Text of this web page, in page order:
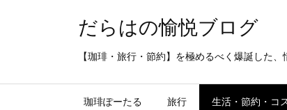
だらはの愉悦ブログ
【珈琲・旅行・節約】を極めるべく爆誕した、
珈琲ぽーたる 旅行 生活・節約・コ